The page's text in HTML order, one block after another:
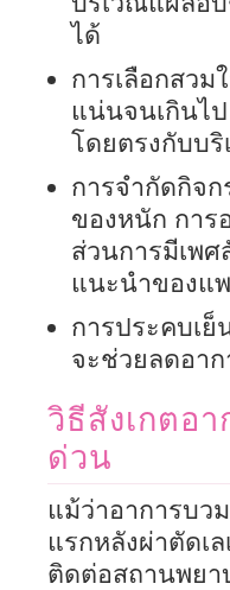
ได้
การเลือกสวม
แน่นจนเกินไป
โดยตรงกับบริ
การจำกัดกิจก
ของหนัก การ
ส่วนการมีเพ
แนะนำของแ
การประคบเย็
จะช่วยลดอา
วิธีสังเกตอ
ด่วน
แม้ว่าอาการบว
แรกหลังผ่าตัดเ
ติดต่อสถานพยา